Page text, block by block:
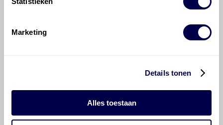
Marketing
Details tonen
Alles toestaan
Mobil ATF Multi-Vehicle